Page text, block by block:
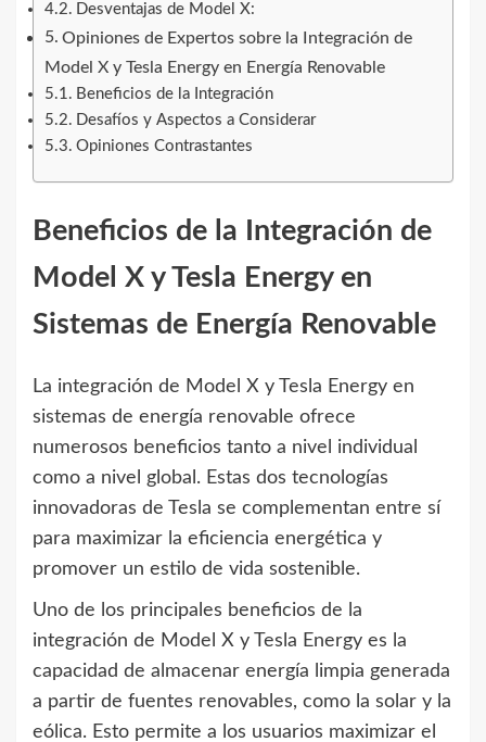
Desventajas de Model X:
Opiniones de Expertos sobre la Integración de
Model X y Tesla Energy en Energía Renovable
Beneficios de la Integración
Desafíos y Aspectos a Considerar
Opiniones Contrastantes
Beneficios de la Integración de
Model X y Tesla Energy en
Sistemas de Energía Renovable
La integración de Model X y Tesla Energy en
sistemas de energía renovable ofrece
numerosos beneficios tanto a nivel individual
como a nivel global. Estas dos tecnologías
innovadoras de Tesla se complementan entre sí
para maximizar la eficiencia energética y
promover un estilo de vida sostenible.
Uno de los principales beneficios de la
integración de Model X y Tesla Energy es la
capacidad de almacenar energía limpia generada
a partir de fuentes renovables, como la solar y la
eólica. Esto permite a los usuarios maximizar el